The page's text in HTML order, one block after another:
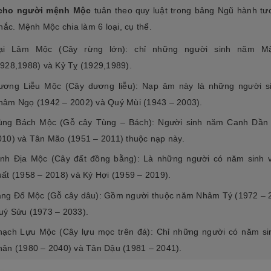
bền cao, mẫu mã đẹp, kiểu
tri ân công đức dưỡng dục sinh thành
của con cháu dành cho ông bà cha mẹ
[Đọc tiếp...]
người mệnh Mộc tuân theo quy luật trong bảng Ngũ hành
Mệnh Mộc chia làm 6 loại, cụ thể.
Lâm Mộc (Cây rừng lớn): chỉ những người sinh năm
và Kỷ Tỵ (1929,1989).
Liễu Mộc (Cây dương liễu): Nạp âm này là những người
Ngọ (1942 – 2002) và Quý Mùi (1943 – 2003).
Bách Mộc (Gỗ cây Tùng – Bách): Người sinh năm Canh Dần
và Tân Mão (1951 – 2011) thuộc nạp này.
Địa Mộc (Cây đất đồng bằng): Là những người có năm sinh
(1958 – 2018) và Kỷ Hợi (1959 – 2019).
Đố Mộc (Gỗ cây dâu): Gồm người thuộc năm Nhâm Tý (1972 –
Sửu (1973 – 2033).
Lựu Mộc (Cây lựu mọc trên đá): Chỉ những người có năm
(1980 – 2040) và Tân Dậu (1981 – 2041).